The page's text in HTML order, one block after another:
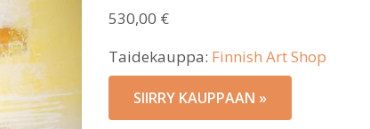
530,00 €
Taidekauppa: Finnish Art Shop
SIIRRY KAUPPAAN »